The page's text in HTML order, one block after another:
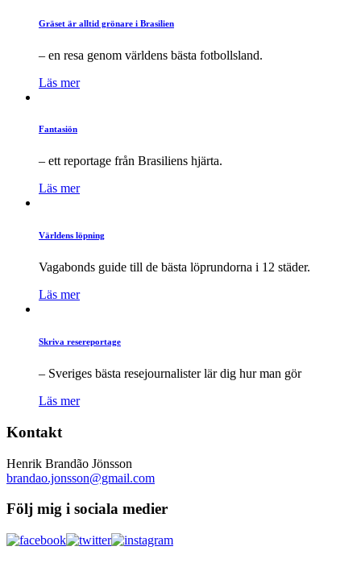
Gräset är alltid grönare i Brasilien
– en resa genom världens bästa fotbollsland.
Läs mer
Fantasiön
– ett reportage från Brasiliens hjärta.
Läs mer
Världens löpning
Vagabonds guide till de bästa löprundorna i 12 städer.
Läs mer
Skriva resereportage
– Sveriges bästa resejournalister lär dig hur man gör
Läs mer
Kontakt
Henrik Brandão Jönsson
brandao.jonsson@gmail.com
Följ mig i sociala medier